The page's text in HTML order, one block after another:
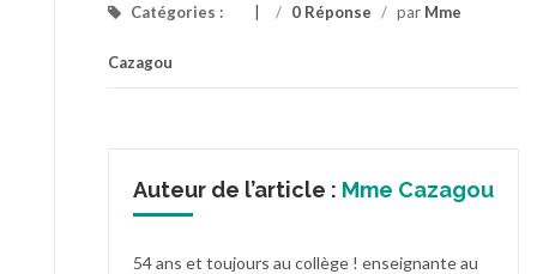
Catégories : / 0 Réponse / par Mme
Cazagou
Auteur de l’article : Mme Cazagou
54 ans et toujours au collège ! enseignante au